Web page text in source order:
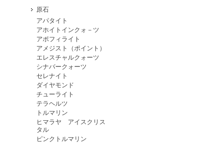
原石
アパタイト
アホイトインクォ－ツ
アポフィライト
アメジスト（ポイント）
エレスチャルクォーツ
シナバークォーツ
セレナイト
ダイヤモンド
チューライト
テラヘルツ
トルマリン
ヒマラヤ アイスクリス
タル
ピンクトルマリン